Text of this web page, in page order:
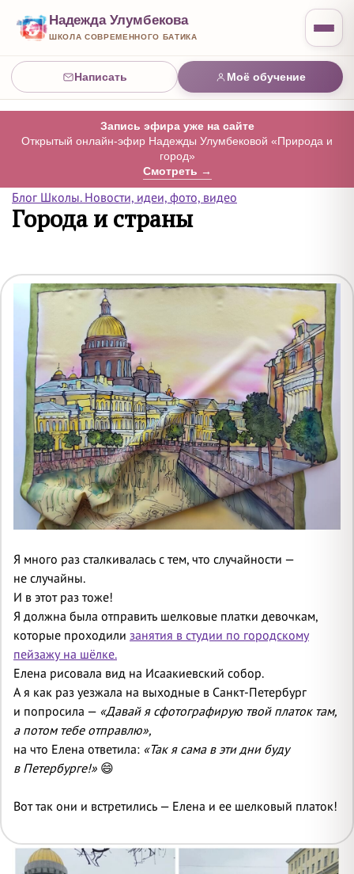
Надежда Улумбекова
ШКОЛА СОВРЕМЕННОГО БАТИКА
Написать Моё обучение
Запись эфира уже на сайте
Открытый онлайн-эфир Надежды Улумбековой «Природа и
город»
Смотреть →
Блог Школы. Новости, идеи, фото, видео
Города и страны
Я много раз сталкивалась с тем, что случайности —
не случайны.
И в этот раз тоже!
Я должна была отправить шелковые платки девочкам,
которые проходили занятия в студии по городскому
пейзажу на шёлке.
Елена рисовала вид на Исаакиевский собор.
А я как раз уезжала на выходные в Санкт-Петербург
и попросила — «Давай я сфотографирую твой платок там,
а потом тебе отправлю»,
на что Елена ответила: «Так я сама в эти дни буду
в Петербурге!» 😄
Вот так они и встретились — Елена и ее шелковый платок!